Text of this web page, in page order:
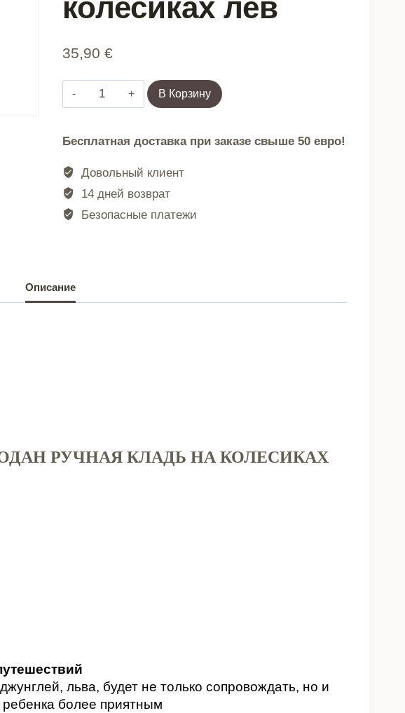
колесиках лев
35,90€
Количество
товара
дорожный
чемодан
кладь
на
В Корзину
Бесплатная доставка при заказе свыше 50 евро!
Довольный клиент
14 дней возврат
Безопасные платежи
Описание
РУЧНАЯ КЛАДЬ НА КОЛЕСИКАХ
льва, будет не только сопровождать, но и
более приятным